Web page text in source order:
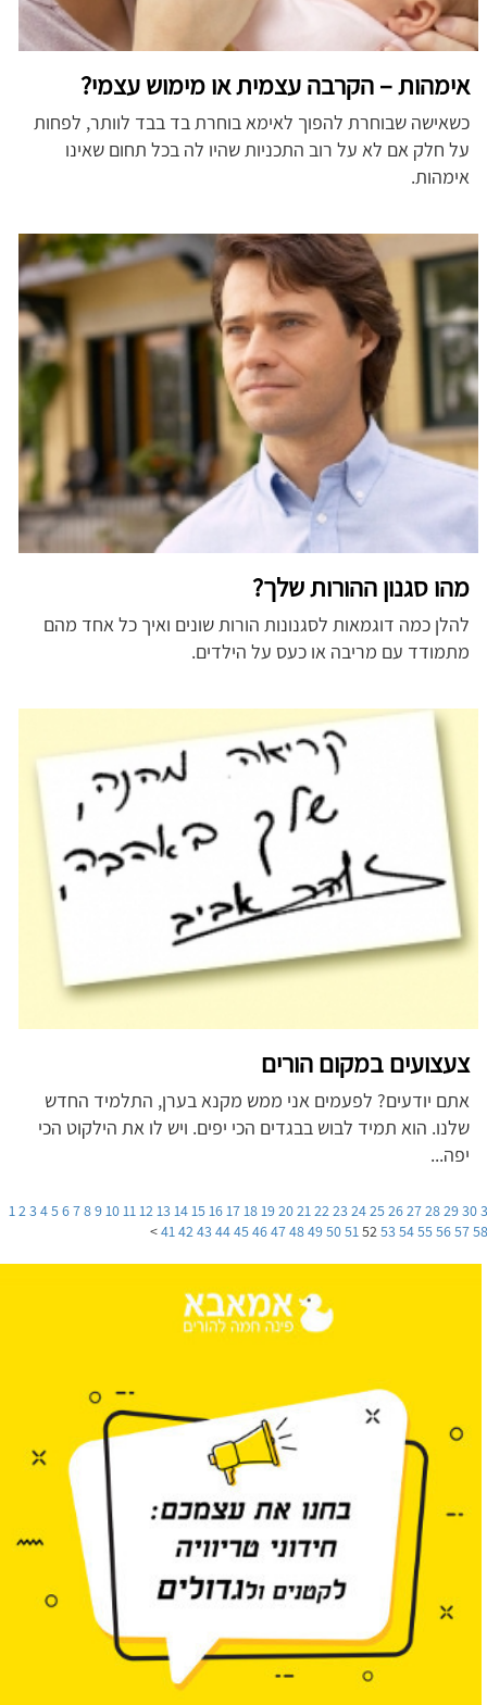
אימהות – הקרבה עצמית או מימוש עצמי?
כשאישה שבוחרת להפוך לאימא בוחרת בד בבד לוותר, לפחות
על חלק אם לא על רוב התכניות שהיו לה בכל תחום שאינו
אימהות.
מהו סגנון ההורות שלך?
להלן כמה דוגמאות לסגנונות הורות שונים ואיך כל אחד מהם
מתמודד עם מריבה או כעס על הילדים.
צעצועים במקום הורים
אתם יודעים? לפעמים אני ממש מקנא בערן, התלמיד החדש
שלנו. הוא תמיד לבוש בבגדים הכי יפים. ויש לו את הילקוט הכי
יפה...
1 2 3456789 10 11 12 13 14 15 16 17 18 192021 22 2324252627282930
41 42 434445464748495051 52 535455565758
>